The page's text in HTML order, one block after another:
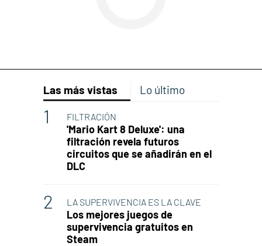
Las más vistas Lo último
FILTRACIÓN
'Mario Kart 8 Deluxe': una
filtración revela futuros
circuitos que se añadirán en el
DLC
LA SUPERVIVENCIA ES LA CLAVE
Los mejores juegos de
supervivencia gratuitos en
Steam